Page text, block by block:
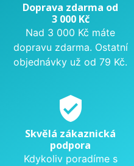
Doprava zdarma od
3 000 Kč
Nad 3 000 Kč máte
dopravu zdarma. Ostatní
objednávky už od 79 Kč.
verified_user
Skvělá zákaznická
podpora
Kdykoliv poradíme s